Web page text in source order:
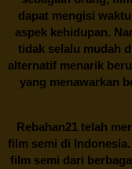
dapat mengisi
aspek kehidupan.
tidak selalu mudah
alternatif menarik
yang menawarkan
Rebahan21telah
film semi di
film semi dari